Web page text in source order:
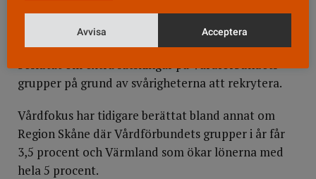
Med sitt beslut om att begränsa löneökningarna för
sjuksköterskor går Stockholm på tvärs mot flera
andra landsting och regioner där man tvärtom
beslutat om extra satsningar på Vårdförbundets
grupper på grund av svårigheterna att rekrytera.
Vårdfokus har tidigare berättat bland annat om
Region Skåne där Vårdförbundets grupper i år får
3,5 procent och Värmland som ökar lönerna med
hela 5 procent.
Avvisa Acceptera